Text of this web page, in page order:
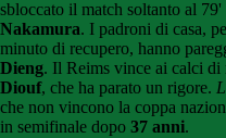
sbloccato il match soltanto al 79'
Nakamura. I padroni di casa,
minuto di recupero, hanno
Dieng. Il Reims vince ai calci di
Diouf, che ha parato un rigore.
che non vincono la coppa
in semifinale dopo 37 anni.